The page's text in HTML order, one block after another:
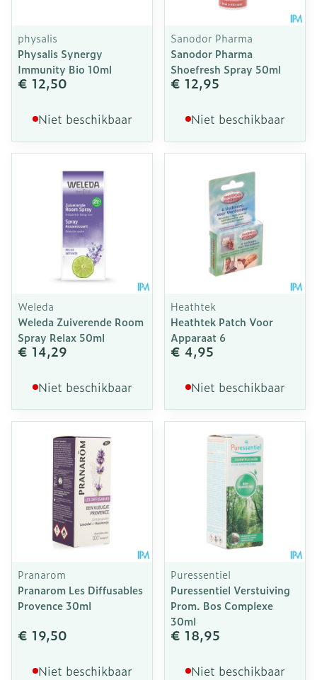
physalis
Physalis Synergy
Immunity Bio 10ml
€ 12,50
Niet beschikbaar
Sanodor Pharma
Sanodor Pharma
Shoefresh Spray 50ml
€ 12,95
Niet beschikbaar
Weleda
Weleda Zuiverende Room
Spray Relax 50ml
€ 14,29
Niet beschikbaar
Heathtek
Heathtek Patch Voor
Apparaat 6
€ 4,95
Niet beschikbaar
Pranarom
Pranarom Les Diffusables
Provence 30ml
€ 19,50
Niet beschikbaar
Puressentiel
Puressentiel Verstuiving
Prom. Bos Complexe
30ml
€ 18,95
Niet beschikbaar